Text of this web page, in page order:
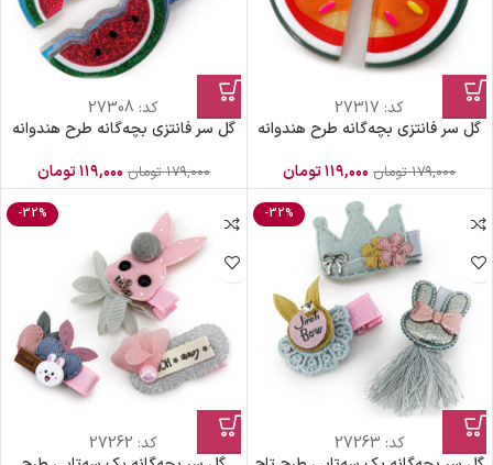
کد: 27317
گل سر فانتزی بچه‌گانه طرح هندوانه
۱۷۹,۰۰۰ تومان ۱۱۹,۰۰۰تومان
کد: 27308
گل سر فانتزی بچه‌گانه طرح هندوانه
۱۷۹,۰۰۰ تومان ۱۱۹,۰۰۰تومان
-32%
کد: 27263
-32%
کد: 27262